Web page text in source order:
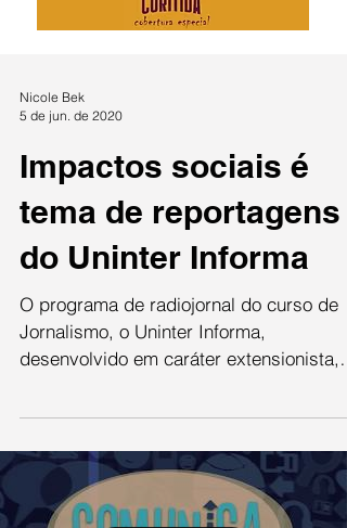
Nicole Bek
5 de jun. de 2020
Impactos sociais é
tema de reportagens
do Uninter Informa
O programa de radiojornal do curso de
Jornalismo, o Uninter Informa,
desenvolvido em caráter extensionista,